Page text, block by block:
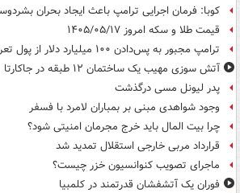
کوبا: فرمان اجرایی ترامپ باعث ایجاد بحران
قیمت طلا و سکه امروز ۱۴۰۵/۰۵/۱۷
ترامپ مجبور به پس‌دادن ۱۰۰ میلیارد دلار از پول تعرفه‌ها شد
آتش سوزی مهیب یک ساختمان ۱۲ طبقه در جاکارتا
پدر لیونل مسی درگذشت
وجود شواهدی مبنی بر بمباران لامرد با فسفر
چرا بیت المال باید خرج مجرمان امنیتی شود؟
قرارداد مربی خارجی استقلال تمدید شد
ماجرای تصویب کنوانسیون خزر چیست؟
فوران یک آتشفشان قدرتمند در کلمبیا